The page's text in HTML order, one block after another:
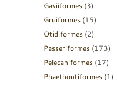
Gaviiformes (3)
Gruiformes (15)
Otidiformes (2)
Passeriformes (173)
Pelecaniformes (17)
Phaethontiformes (1)